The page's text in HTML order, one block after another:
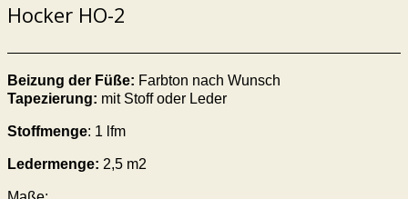
Hocker HO-2
Beizung der Füße: Farbton nach Wunsch
Tapezierung: mit Stoff oder Leder
Stoffmenge: 1 lfm
Ledermenge: 2,5 m2